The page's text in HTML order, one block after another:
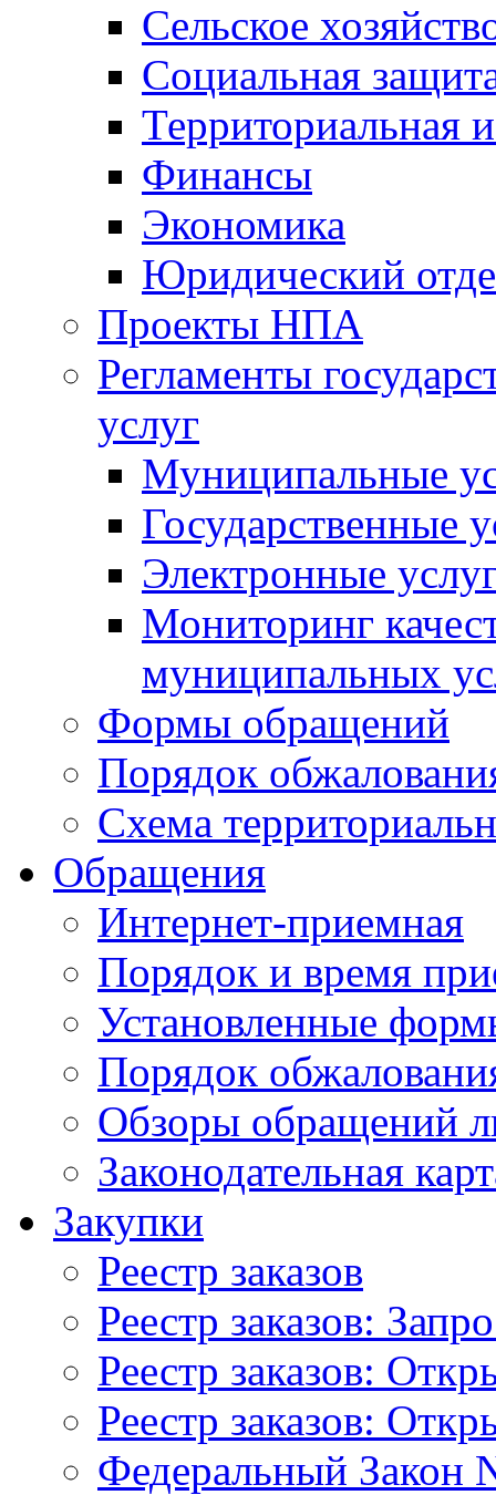
Сельское
Социальная
Территориальная
Финансы
Экономика
Юридический
Проекты НПА
Регламенты
услуг
Муниципальные
Государственные
Электронные
Мониторинг
муниципальных
Формы обращений
Порядок
Схема
Обращения
Интернет-приемная
Порядок и время
Установленные
Порядок
Обзоры обращений
Законодательная
Закупки
Реестр заказов
Реестр заказов:
Реестр заказов:
Реестр заказов:
Федеральный Закон